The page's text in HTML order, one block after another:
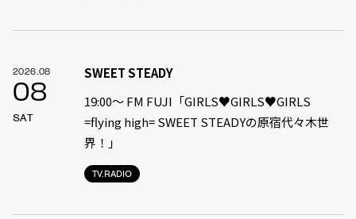
2026.08
08
SAT
TV.RADIO
SWEET STEADY
19:00〜 FM FUJI「GIRLS♥GIRLS♥GIRLS
=flying high= SWEET STEADYの原宿代々木世
界！」